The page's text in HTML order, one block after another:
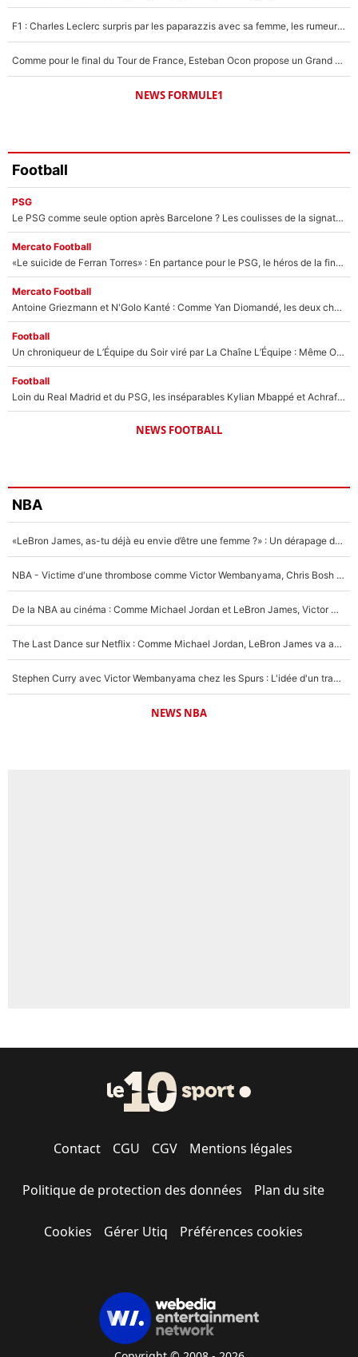
F1 : Charles Leclerc surpris par les paparazzis avec sa femme, les rumeurs étaient vraies !
Comme pour le final du Tour de France, Esteban Ocon propose un Grand Prix de Formule 1 à Paris : «Autour de l’Arc de Triomphe, ce serait génial» !
NEWS FORMULE1
Football
PSG
Le PSG comme seule option après Barcelone ? Les coulisses de la signature historique de Lionel Messi sont révélées au grand jour !
Mercato Football
«Le suicide de Ferran Torres» : En partance pour le PSG, le héros de la finale de la Coupe du monde s'attire les foudres de la presse espagnole !
Mercato Football
Antoine Griezmann et N'Golo Kanté : Comme Yan Diomandé, les deux champions du monde ont refusé de signer au PSG !
Football
Un chroniqueur de L’Équipe du Soir viré par La Chaîne L’Équipe : Même Olivier Ménard n’avait pas pu empêcher son départ, «je l’ai appris sur Twitter, je l’ai vécu assez mal»
Football
Loin du Real Madrid et du PSG, les inséparables Kylian Mbappé et Achraf Hakimi changent d'équipe le temps d'une journée !
NEWS FOOTBALL
NBA
«LeBron James, as-tu déjà eu envie d’être une femme ?» : Un dérapage de Donald Trump sur la superstar de la NBA refait surface
NBA - Victime d'une thrombose comme Victor Wembanyama, Chris Bosh prévient le Français des risques sur sa santé : «J’ai failli mourir sur le coup et j’ai été ramené à la vie»
De la NBA au cinéma : Comme Michael Jordan et LeBron James, Victor Wembanyama rêve d'une carrière d'acteur !
The Last Dance sur Netflix : Comme Michael Jordan, LeBron James va avoir le droit à sa série !
Stephen Curry avec Victor Wembanyama chez les Spurs : L'idée d'un trade historique est lancée en NBA !
NEWS NBA
Contact CGU CGV Mentions légales
Politique de protection des données Plan du site
Cookies Gérer Utiq Préférences cookies